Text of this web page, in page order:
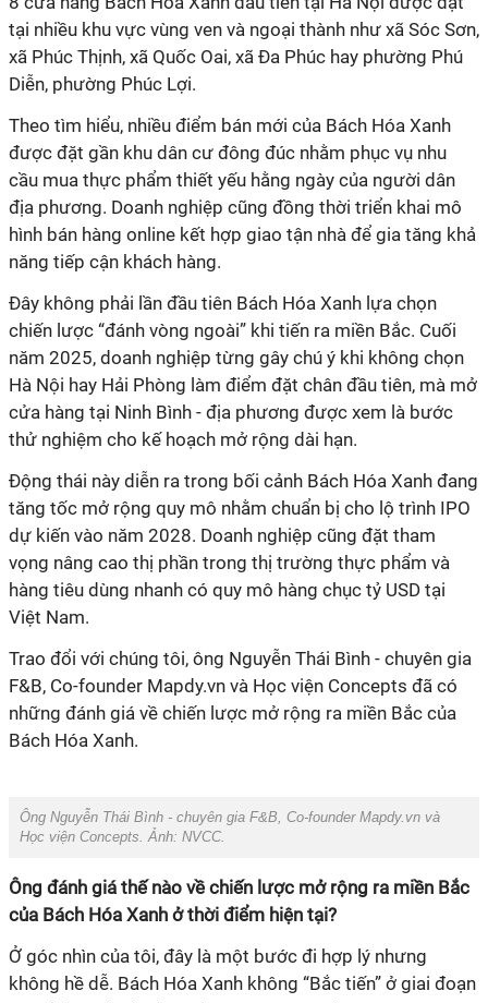
tại nhiều khu vực vùng ven và ngoại thành như xã Sóc Sơn,
xã Phúc Thịnh, xã Quốc Oai, xã Đa Phúc hay phường Phú
được đặt gần khu dân cư đông đúc nhằm phục vụ nhu
cầu mua thực phẩm thiết yếu hằng ngày của người dân
địa phương. Doanh nghiệp cũng đồng thời triển khai mô
hình bán hàng online kết hợp giao tận nhà để gia tăng khả
chiến lược “đánh vòng ngoài” khi tiến ra miền Bắc. Cuối
năm 2025, doanh nghiệp từng gây chú ý khi không chọn
Hà Nội hay Hải Phòng làm điểm đặt chân đầu tiên, mà mở
cửa hàng tại Ninh Bình - địa phương được xem là bước
tăng tốc mở rộng quy mô nhằm chuẩn bị cho lộ trình IPO
dự kiến vào năm 2028. Doanh nghiệp cũng đặt tham
vọng nâng cao thị phần trong thị trường thực phẩm và
hàng tiêu dùng nhanh có quy mô hàng chục tỷ USD tại
F&B, Co-founder Mapdy.vn và Học viện Concepts đã có
những đánh giá về chiến lược mở rộng ra miền Bắc của
Ông Nguyễn Thái Bình - chuyên gia F&B, Co-founder Mapdy.vn và
Học viện Concepts. Ảnh: NVCC.
Ông đánh giá thế nào về chiến lược mở rộng ra miền Bắc
không hề dễ. Bách Hóa Xanh không “Bắc tiến” ở giai đoạn